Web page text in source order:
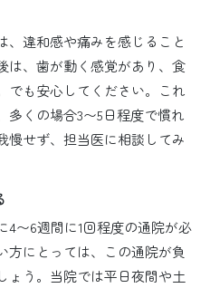
、違和感や痛みを感じること
は、歯が動く感覚があり、食
でも安心してください。これ
多くの場合3〜5日程度で慣れ
慢せず、担当医に相談してみ
4〜6週間に1回程度の通院が必
方にとっては、この通院が負
ょう。当院では平日夜間や土